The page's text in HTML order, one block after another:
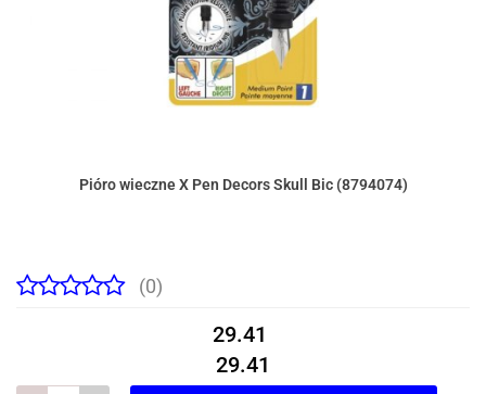
Pióro wieczne X Pen Decors Skull Bic (8794074)
(0)
29.41
29.41